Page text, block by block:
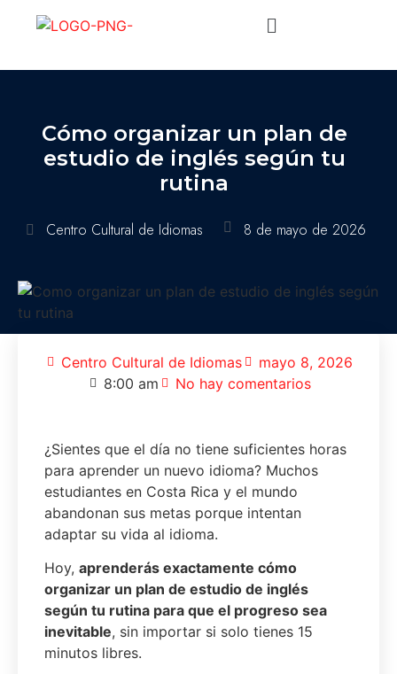
Cómo organizar un plan de
estudio de inglés según tu
rutina
Centro Cultural de Idiomas 8 de mayo de 2026
Centro Cultural de Idiomas
mayo 8, 2026
8:00 am
No hay comentarios
¿Sientes que el día no tiene suficientes horas
para aprender un nuevo idioma? Muchos
estudiantes en Costa Rica y el mundo
abandonan sus metas porque intentan
adaptar su vida al idioma.
Hoy, aprenderás exactamente cómo
organizar un plan de estudio de inglés
según tu rutina para que el progreso sea
inevitable, sin importar si solo tienes 15
minutos libres.